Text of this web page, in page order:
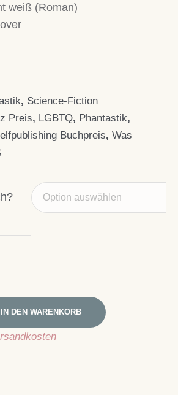
weiß (Roman)
, Science-Fiction
Preis, LGBTQ, Phantastik,
Buchpreis, Was
IN DEN WARENKORB